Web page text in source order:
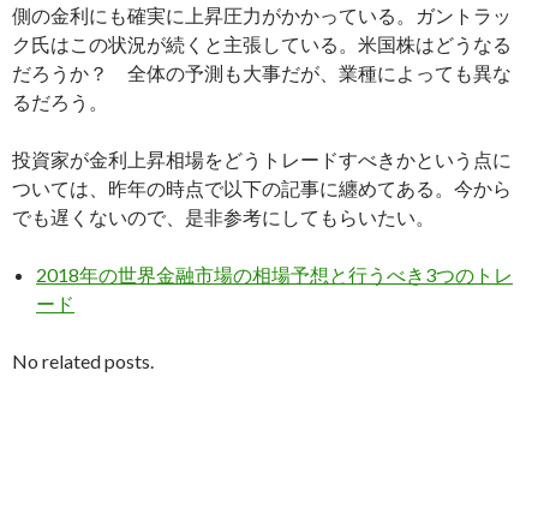
側の金利にも確実に上昇圧力がかかっている。ガントラッ
ク氏はこの状況が続くと主張している。米国株はどうなる
だろうか？ 全体の予測も大事だが、業種によっても異な
るだろう。
投資家が金利上昇相場をどうトレードすべきかという点に
ついては、昨年の時点で以下の記事に纏めてある。今から
でも遅くないので、是非参考にしてもらいたい。
2018年の世界金融市場の相場予想と行うべき3つのトレ
ード
No related posts.